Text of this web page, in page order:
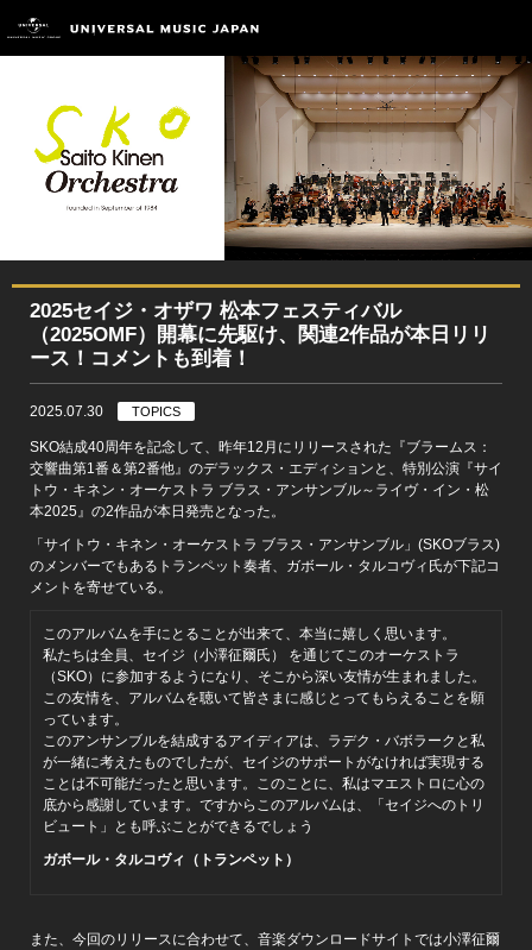
2025セイジ・オザワ 松本フェスティバル
（2025OMF）開幕に先駆け、関連2作品が本日リリ
ース！コメントも到着！
2025.07.30 TOPICS
SKO結成40周年を記念して、昨年12月にリリースされた『ブラームス：
交響曲第1番＆第2番他』のデラックス・エディションと、特別公演『サイ
トウ・キネン・オーケストラ ブラス・アンサンブル～ライヴ・イン・松
本2025』の2作品が本日発売となった。
「サイトウ・キネン・オーケストラ ブラス・アンサンブル」(SKOブラス)
のメンバーでもあるトランペット奏者、ガボール・タルコヴィ氏が下記コ
メントを寄せている。
このアルバムを手にとることが出来て、本当に嬉しく思います。
私たちは全員、セイジ（小澤征爾氏） を通じてこのオーケストラ
（SKO）に参加するようになり、そこから深い友情が生まれました。
この友情を、アルバムを聴いて皆さまに感じとってもらえることを願
っています。
このアンサンブルを結成するアイディアは、ラデク・バボラークと私
が一緒に考えたものでしたが、セイジのサポートがなければ実現する
ことは不可能だったと思います。このことに、私はマエストロに心の
底から感謝しています。ですからこのアルバムは、「セイジへのトリ
ビュート」とも呼ぶことができるでしょう
ガボール・タルコヴィ（トランペット）
また、今回のリリースに合わせて、音楽ダウンロードサイトでは小澤征爾